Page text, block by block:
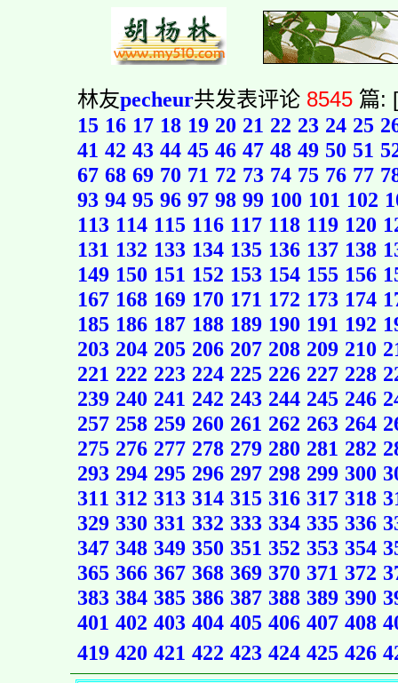
林友pecheur共发表评论 8545 篇:
15 16 17 18 19 20 21 22 23 24 25
41 42 43 44 45 46 47 48 49 50 51
67 68 69 70 71 72 73 74 75 76 77
93 94 95 96 97 98 99 100 101 102
113 114 115 116 117 118 119 120
131 132 133 134 135 136 137 138
149 150 151 152 153 154 155 156
167 168 169 170 171 172 173 174
185 186 187 188 189 190 191 192
203 204 205 206 207 208 209 210
221 222 223 224 225 226 227 228
239 240 241 242 243 244 245 246
257 258 259 260 261 262 263 264
275 276 277 278 279 280 281 282
293 294 295 296 297 298 299 300
311 312 313 314 315 316 317 318
329 330 331 332 333 334 335 336
347 348 349 350 351 352 353 354
365 366 367 368 369 370 371 372
383 384 385 386 387 388 389 390
401 402 403 404 405 406 407 408
419 420 421 422 423 424 425 426